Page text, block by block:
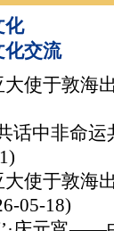
化
化交流
使于敦海
话中非命
使于敦海
05-18)